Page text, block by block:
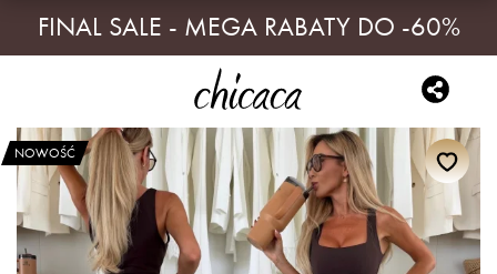
FINAL SALE - MEGA RABATY DO -60%
NOWOŚĆ